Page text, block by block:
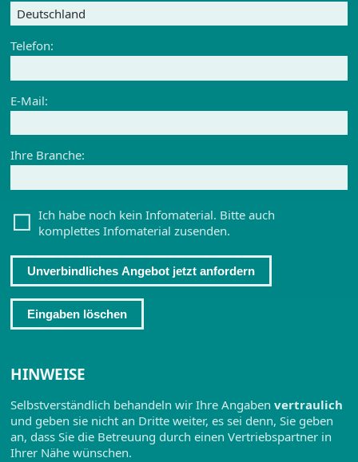
Telefon:
E-Mail:
Ihre Branche:
Ich habe noch kein Infomaterial. Bitte auch
komplettes Infomaterial zusenden.
Unverbindliches Angebot jetzt anfordern
Eingaben löschen
HINWEISE
Selbstverständlich behandeln wir Ihre Angabenvertraulich
und geben sie nicht an Dritte weiter, es sei denn, Sie geben
an, dass Sie die Betreuung durch einen Vertriebspartner in
Ihrer Nähe wünschen.